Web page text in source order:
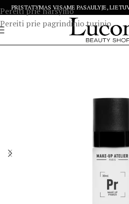
Pereiti prie naršymo
Pereiti prie pagrindinio turinio
PRISTATYMAS VISAME PASAULYJE,